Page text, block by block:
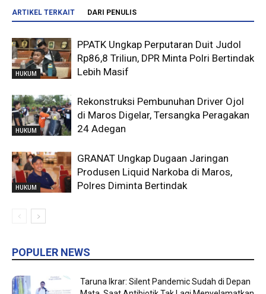
ARTIKEL TERKAIT DARI PENULIS
HUKUM
PPATK Ungkap Perputaran Duit Judol
Rp86,8 Triliun, DPR Minta Polri Bertindak
Lebih Masif
HUKUM
Rekonstruksi Pembunuhan Driver Ojol
di Maros Digelar, Tersangka Peragakan
24 Adegan
HUKUM
GRANAT Ungkap Dugaan Jaringan
Produsen Liquid Narkoba di Maros,
Polres Diminta Bertindak
POPULER NEWS
Taruna Ikrar: Silent Pandemic Sudah di Depan